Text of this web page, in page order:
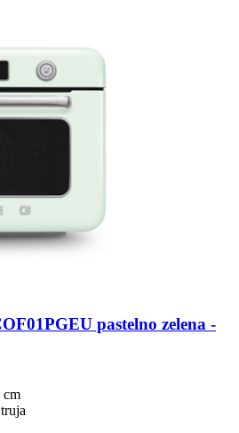
pastelno zelena -
cm